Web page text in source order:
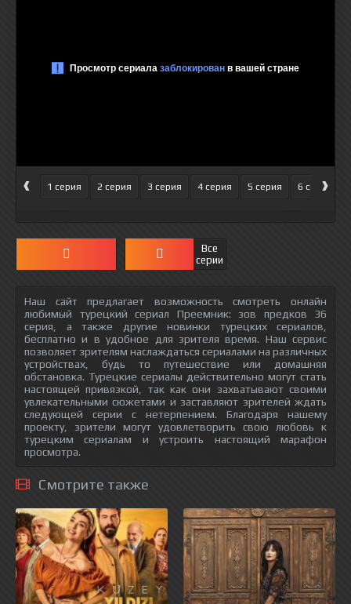
‹ 1 серия 2 серия 3 серия 4 серия 5 серия 6 серия
›
Все
серии
Наш сайт предлагает возможность смотреть онлайн
любимый турецкий сериал Преемник: зов предков 36
серия, а также другие новинки турецких сериалов,
бесплатно и в удобное для зрителя время. Наш сервис
позволяет зрителям наслаждаться сериалами на различных
устройствах, будь то путешествие или домашняя
обстановка. Турецкие сериалы действительно могут стать
настоящей привязкой, так как они захватывают своими
увлекательными сюжетами и заставляют зрителей ждать
следующей серии с нетерпением. Благодаря нашему
проекту, зрители могут удовлетворить свою любовь к
турецким сериалам и устроить настоящий марафон
просмотра.
Смотрите также